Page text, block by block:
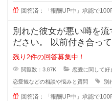
回答済：「報酬UP中」承認で
別れた彼女が悪い噂を
ださい。 以前付き合っていた彼女が、付き合っ
ている時のことを周囲に
残り2件の回答募集中！
閲覧数：3.87K 恋愛に関して好
恋愛観などの相談や悩みと質問 別
回答済：「報酬UP中」承認で